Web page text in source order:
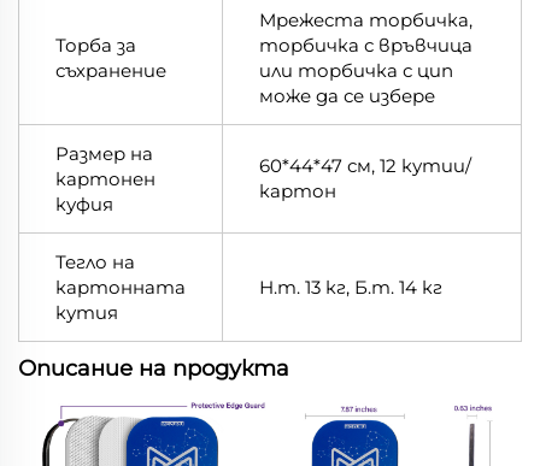
Торба за
съхранение
Мрежеста торбичка,
торбичка с връвчица
или торбичка с цип
може да се избере
Размер на
картонен
куфия
60*44*47 см, 12 кутии/
картон
Тегло на
картонната
кутия
Н.т. 13 кг, Б.т. 14 кг
Описание на продукта